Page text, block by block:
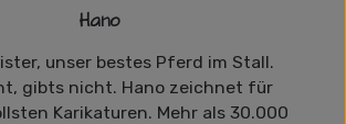
Hano
unser bestes Pferd im Stall.
gibts nicht. Hano zeichnet für
Karikaturen. Mehr als 30.000